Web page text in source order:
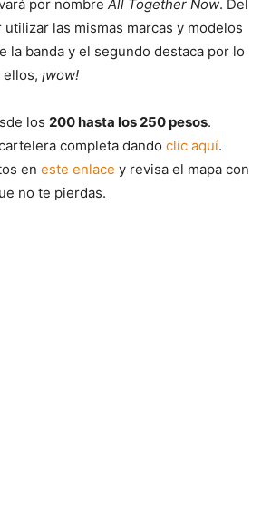
por nombre All Together Now. Del
las mismas marcas y modelos
la banda y el segundo destaca por lo
ellos, ¡wow!
los 200 hasta los 250 pesos.
completa dando clic aquí.
en este enlace y revisa el mapa con
no te pierdas.